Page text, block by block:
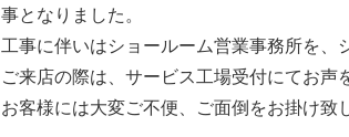
事となりました。
工事に伴いはショールーム営業事務所を、
ご来店の際は、サービス工場受付にてお声
お客様には大変ご不便、ご面倒をお掛け致